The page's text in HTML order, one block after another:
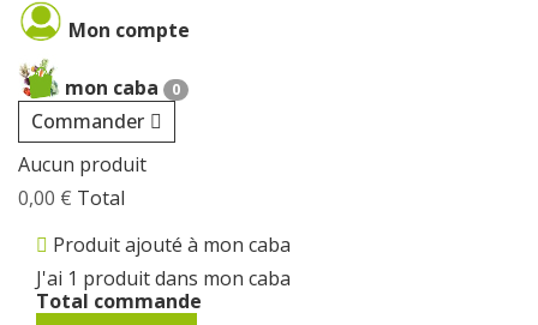
Mon compte
mon caba 0
Commander
Aucun produit
0,00 € Total
Produit ajouté à mon caba
J'ai 1 produit dans mon caba
Total commande
Cookies management panel